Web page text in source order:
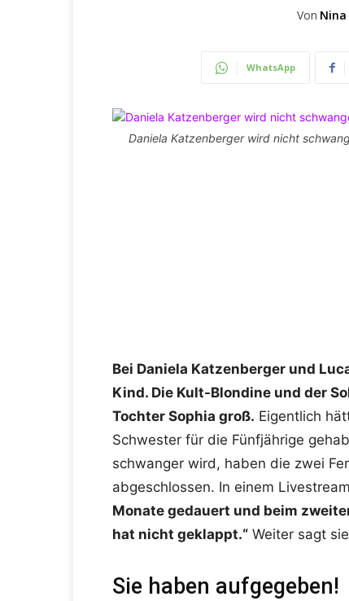
Von
WhatsApp
Daniela Katzenberger wird nicht
Bei Daniela Katzenberger und
Kind. Die Kult-Blondine und der
Tochter Sophia groß. Eigentlich
Schwester für die Fünfjährige
schwanger wird, haben die zwei
abgeschlossen. In einem
Monate gedauert und beim
hat nicht geklappt.“ Weiter sagt
Sie haben aufgegeben!